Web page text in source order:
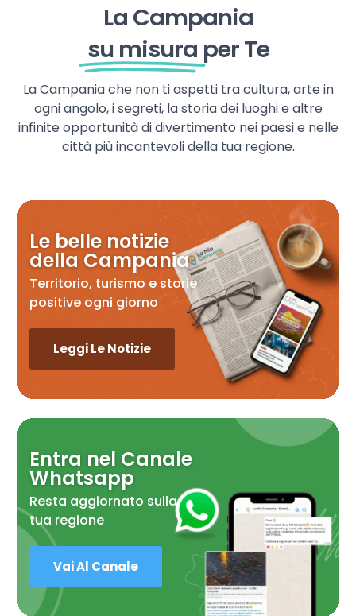
La Campania
su misura per Te
La Campania che non ti aspetti tra cultura, arte in
ogni angolo, i segreti, la storia dei luoghi e altre
infinite opportunità di divertimento nei paesi e nelle
città più incantevoli della tua regione.
Le belle notizie
della Campania
Territorio, turismo e storie
positive ogni giorno
Leggi Le Notizie
Entra nel Canale
Whatsapp
Resta aggiornato sulla
tua regione
Vai Al Canale